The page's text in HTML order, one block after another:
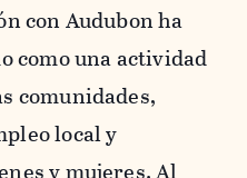
con Audubon ha
como una actividad
comunidades,
local y
y mujeres. Al